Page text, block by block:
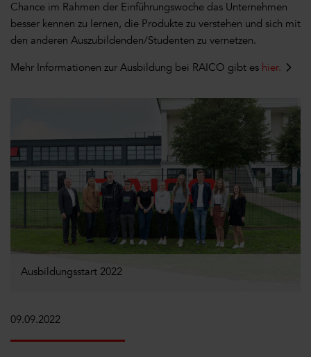
Chance im Rahmen der Einführungswoche das Unternehmen
besser kennen zu lernen, die Produkte zu verstehen und sich mit
den anderen Auszubildenden/Studenten zu vernetzen.
Mehr Informationen zur Ausbildung bei RAICO gibt es hier.
Ausbildungsstart 2022
09.09.2022